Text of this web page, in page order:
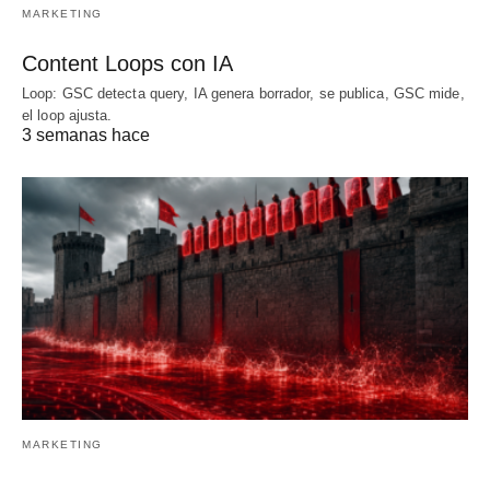
MARKETING
Content Loops con IA
Loop: GSC detecta query, IA genera borrador, se publica, GSC mide,
el loop ajusta.
3 semanas hace
MARKETING